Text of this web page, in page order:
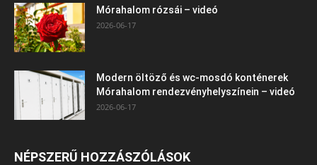
Mórahalom rózsái – videó
2026-06-17
Modern öltöző és wc-mosdó konténerek
Mórahalom rendezvényhelyszínein – videó
2026-06-17
NÉPSZERŰ HOZZÁSZÓLÁSOK